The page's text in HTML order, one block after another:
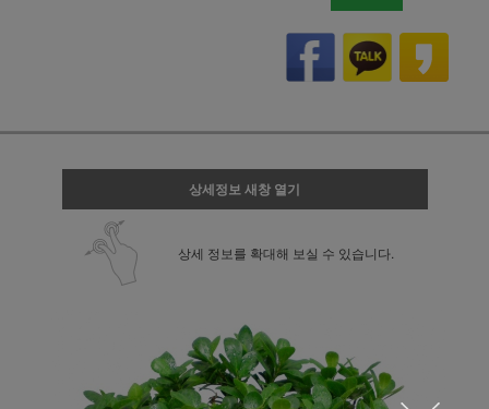
상세정보 새창 열기
상세 정보를 확대해 보실 수 있습니다.